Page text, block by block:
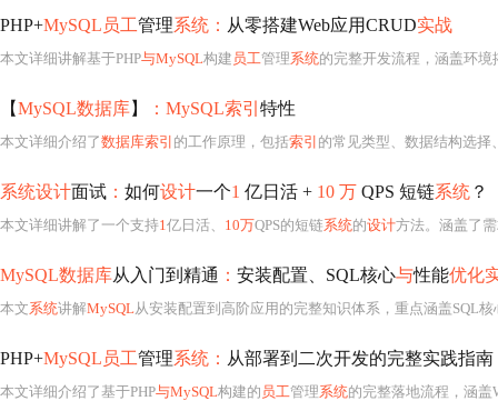
PHP+MySQL员工管理系统： 从零搭建Web应用CRUD实战
本文详细讲解基于PHP与MySQL构建 员工管理系统的完整开发流程，涵盖环境
【MySQL数据库】 ：MySQL索引 特性
本文详细介绍了数据库索引 的工作原理，包括索引 的常见类型、数据结构选
系统设计面试 ： 如何设计一个1 亿日活 + 10 万 QPS 短链系统 ？
本文详细讲解了一个支持1亿日活、 10万QPS的短链系统的设计方法。涵盖了需
MySQL数据库从入门到精通 ： 安装配置、SQL核心与性能优化
本文系统讲解MySQL从安装配置到高阶应用的完整知识体系，重点涵盖SQL核心语法
PHP+MySQL员工管理系统： 从部署到二次开发的完整实践指南
本文详细介绍了基于PHP与MySQL构建的 员工管理系统的完整落地流程，涵盖Windows（XAMPP）和